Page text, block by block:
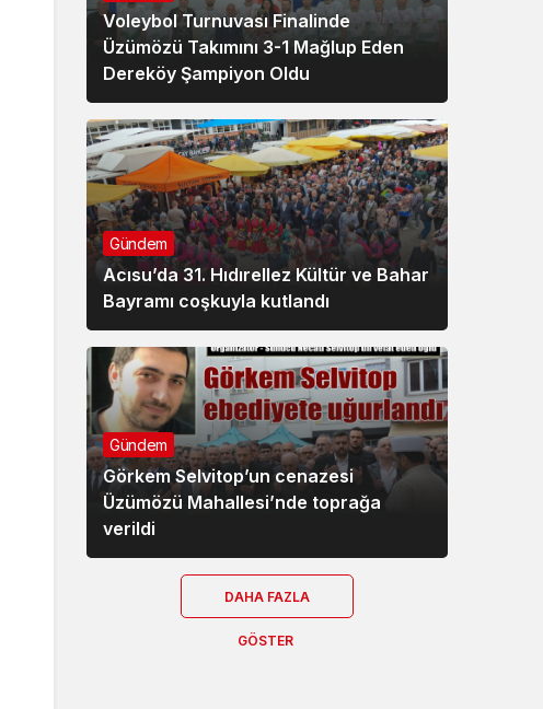
Voleybol Turnuvası Finalinde
Üzümözü Takımını 3-1 Mağlup Eden
Dereköy Şampiyon Oldu
Gündem
Acısu’da 31. Hıdırellez Kültür ve Bahar
Bayramı coşkuyla kutlandı
Gündem
Görkem Selvitop’un cenazesi
Üzümözü Mahallesi’nde toprağa
verildi
DAHA FAZLA
GÖSTER